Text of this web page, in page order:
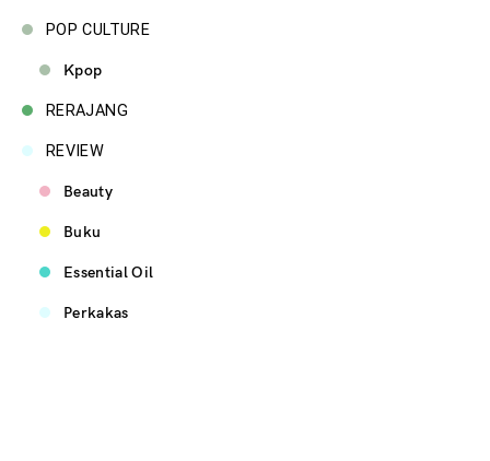
POP CULTURE
Kpop
RERAJANG
REVIEW
Beauty
Buku
Essential Oil
Perkakas